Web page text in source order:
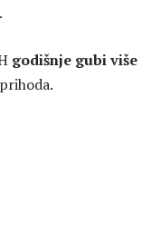
godišnje gubi više